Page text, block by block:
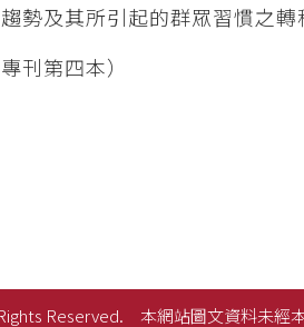
勢及其所引起的群眾習慣之轉
刊第四本）
Reserved. 本網站圖文資料未經